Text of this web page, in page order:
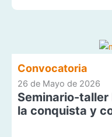
Convocatoria
26 de Mayo de 2026
Seminario-
la conquista y